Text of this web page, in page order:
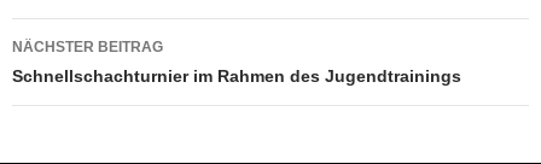
NÄCHSTER BEITRAG
Schnellschachturnier im Rahmen des Jugendtrainings